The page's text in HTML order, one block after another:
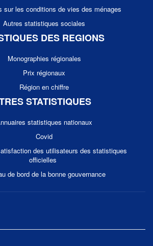
sur les conditions de vies des ménages
Autres statistiques sociales
DES REGIONS
Monographies régionales
Prix régionaux
Région en chiffre
STATISTIQUES
statistiques nationaux
Covid
des utilisateurs des statistiques
officielles
de bord de la bonne gouvernance